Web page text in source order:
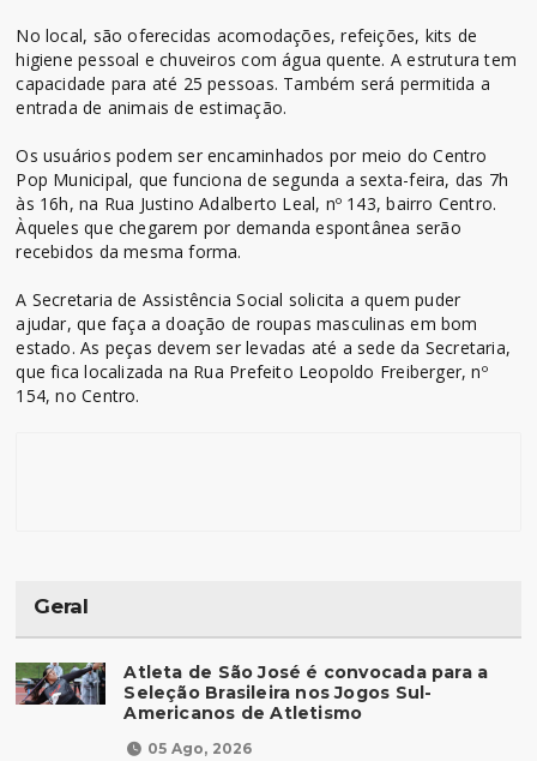
No local, são oferecidas acomodações, refeições, kits de
higiene pessoal e chuveiros com água quente. A estrutura tem
capacidade para até 25 pessoas. Também será permitida a
entrada de animais de estimação.
Os usuários podem ser encaminhados por meio do Centro
Pop Municipal, que funciona de segunda a sexta-feira, das 7h
às 16h, na Rua Justino Adalberto Leal, nº 143, bairro Centro.
Àqueles que chegarem por demanda espontânea serão
recebidos da mesma forma.
A Secretaria de Assistência Social solicita a quem puder
ajudar, que faça a doação de roupas masculinas em bom
estado. As peças devem ser levadas até a sede da Secretaria,
que fica localizada na Rua Prefeito Leopoldo Freiberger, nº
154, no Centro.
Geral
Atleta de São José é convocada para a
Seleção Brasileira nos Jogos Sul-
Americanos de Atletismo
05 Ago, 2026